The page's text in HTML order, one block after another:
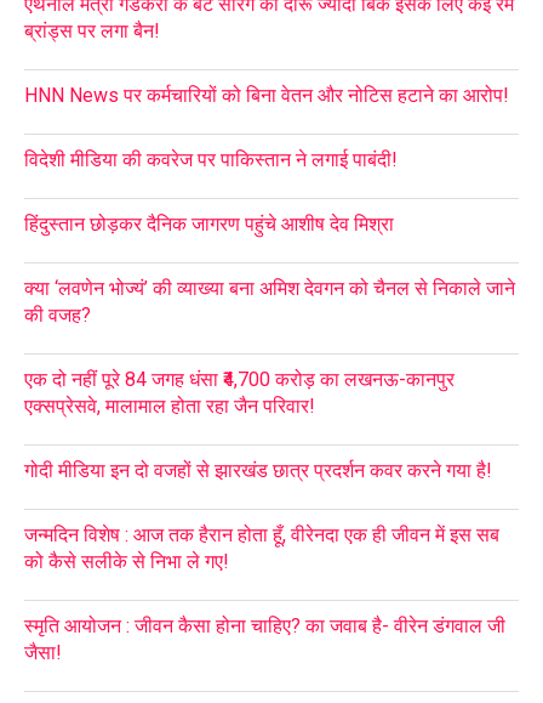
ब्रांड्स पर लगा बैन!
HNN News पर कर्मचारियों को बिना वेतन और नोटिस हटाने का आरोप!
विदेशी मीडिया की कवरेज पर पाकिस्तान ने लगाई पाबंदी!
हिंदुस्तान छोड़कर दैनिक जागरण पहुंचे आशीष देव मिश्रा
क्या ‘लवणेन भोज्यं’ की व्याख्या बना अमिश देवगन को चैनल से निकाले जाने
की वजह?
एक दो नहीं पूरे 84 जगह धंसा ₹4,700 करोड़ का लखनऊ-कानपुर
एक्सप्रेसवे, मालामाल होता रहा जैन परिवार!
गोदी मीडिया इन दो वजहों से झारखंड छात्र प्रदर्शन कवर करने गया है!
जन्मदिन विशेष : आज तक हैरान होता हूँ, वीरेनदा एक ही जीवन में इस सब
को कैसे सलीके से निभा ले गए!
स्मृति आयोजन : जीवन कैसा होना चाहिए? का जवाब है- वीरेन डंगवाल जी
जैसा!